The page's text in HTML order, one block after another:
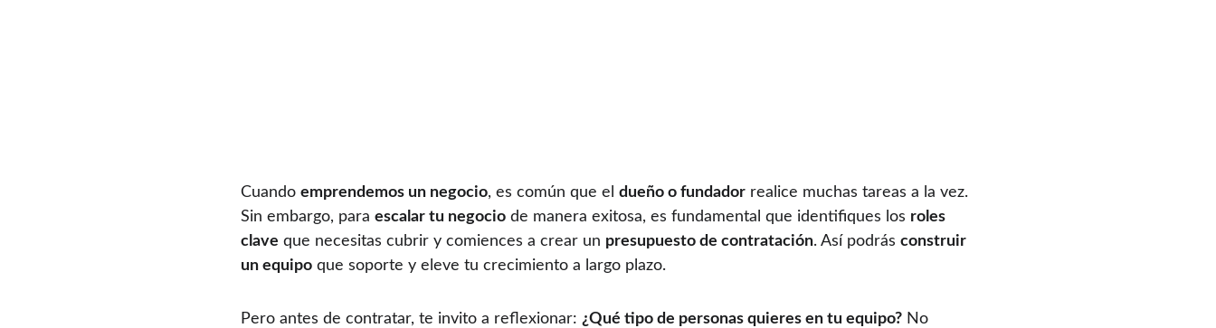
Cuando emprendemos un negocio, es común que el dueño o fundador realice muchas tareas a la vez.
Sin embargo, para escalar tu negocio de manera exitosa, es fundamental que identifiques los roles
clave que necesitas cubrir y comiences a crear un presupuesto de contratación. Así podrás construir
un equipo que soporte y eleve tu crecimiento a largo plazo.
Pero antes de contratar, te invito a reflexionar: ¿Qué tipo de personas quieres en tu equipo? No